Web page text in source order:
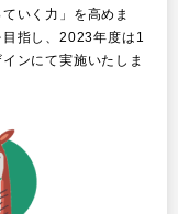
いく力」を高めま
指し、2023年度は1
ンにて実施いたしま